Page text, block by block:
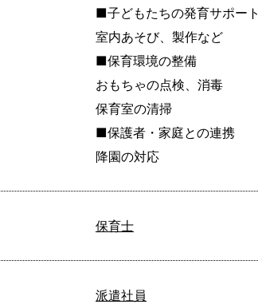
■子どもたちの発育サポート
室内あそび、製作など
■保育環境の整備
おもちゃの点検、消毒
保育室の清掃
■保護者・家庭との連携
降園の対応
保育士
派遣社員